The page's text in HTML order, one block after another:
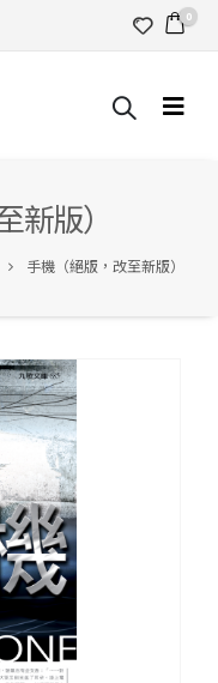
0
版）
手機（絕版，改至新版）